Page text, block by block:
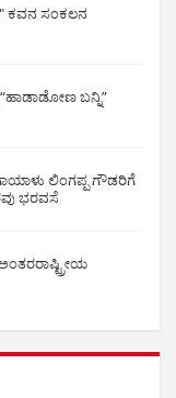
ಕವನ ಸಂಕಲನ
ಬನ್ನಿ”
ಲಿಂಗಪ್ಪ ಗೌಡರಿಗೆ
ಭರವಸೆ